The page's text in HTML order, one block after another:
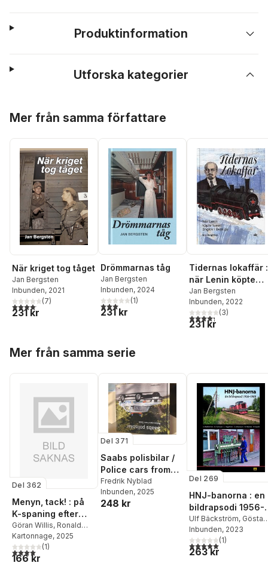
Produktinformation
Utforska kategorier
Mer från samma författare
När kriget tog tåget
Jan Bergsten
Inbunden, 2021
4,1utav 5 stjärnor. Totalt antal röster:
(7)
231 kr
Drömmarnas tåg
Jan Bergsten
Inbunden, 2024
3,0utav 5 stjärnor. Totalt antal röster:
(1)
231 kr
Tidernas lokaffär :
när Lenin köpte
tusen ånglok i
Sverige
Jan Bergsten
Inbunden, 2022
4,3utav 5 stjärnor.
(3)
231 kr
Mer från samma serie
Del 362
Menyn, tack! : på
K-spaning efter
klassiska
järnvägsrestauran
ger
Göran Willis, Ronald
Åman
Kartonnage, 2025
4,0utav 5 stjärnor. Totalt antal röster:
(1)
166 kr
Del 371
Saabs polisbilar /
Police cars from
Saab
Fredrik Nyblad
Inbunden, 2025
248 kr
Del 269
HNJ-banorna : en
bildrapsodi 1956-
1989
Ulf Bäckström, Gösta
Carlsson
Inbunden, 2023
5,0utav 5 stjärnor.
(1)
263 kr